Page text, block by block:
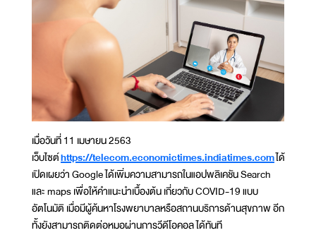
เมื่อวันที่ 11 เมษายน 2563
เว็บไซต์https://telecom.economictimes.indiatimes.comได้
เปิดเผยว่า Google ได้เพิ่มความสามารถในแอปพลิเคชัน Search
และ maps เพื่อให้คำแนะนำเบื้องต้น เกี่ยวกับ COVID-19 แบบ
อัตโนมัติ เมื่อมีผู้ค้นหาโรงพยาบาลหรือสถานบริการด้านสุขภาพ อีก
ทั้งยังสามารถติดต่อหมอผ่านการวีดีโอคอล ได้ทันที